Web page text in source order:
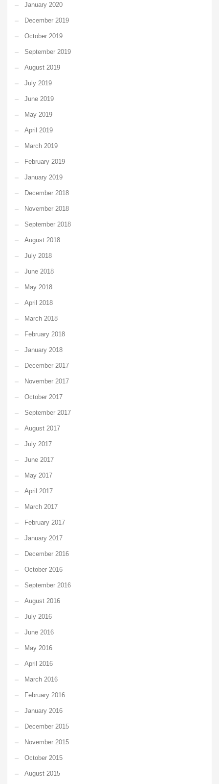
January 2020
December 2019
October 2019
September 2019
August 2019
July 2019
June 2019
May 2019
April 2019
March 2019
February 2019
January 2019
December 2018
November 2018
September 2018
August 2018
July 2018
June 2018
May 2018
April 2018
March 2018
February 2018
January 2018
December 2017
November 2017
October 2017
September 2017
August 2017
July 2017
June 2017
May 2017
April 2017
March 2017
February 2017
January 2017
December 2016
October 2016
September 2016
August 2016
July 2016
June 2016
May 2016
April 2016
March 2016
February 2016
January 2016
December 2015
November 2015
October 2015
August 2015